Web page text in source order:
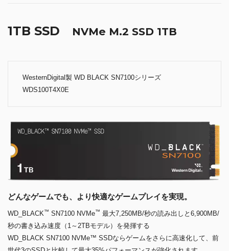
1TB SSD NVMe M.2 SSD 1TB
WesternDigital製 WD BLACK SN7100シリーズ
WDS100T4X0E
どんなゲームでも、より快適なゲームプレイを実現。
WD_BLACK™ SN7100 NVMe™ 最大7,250MB/秒の読み出しと6,900MB/
秒の書き込み速度（1～2TBモデル）を発揮する
WD_BLACK SN7100 NVMe™ SSDならゲームをさらに高速化して、前